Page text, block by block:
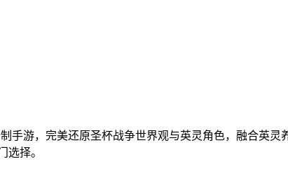
手游，完美还原圣杯战争世界观与英灵角色，融合英
选择。